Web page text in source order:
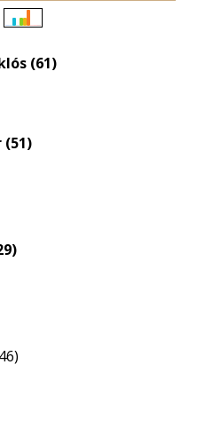
eloszlás
(61)
(51)